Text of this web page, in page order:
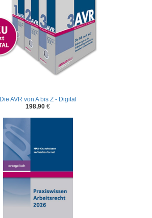
Die AVR von A bis Z - Digital
198,90 €